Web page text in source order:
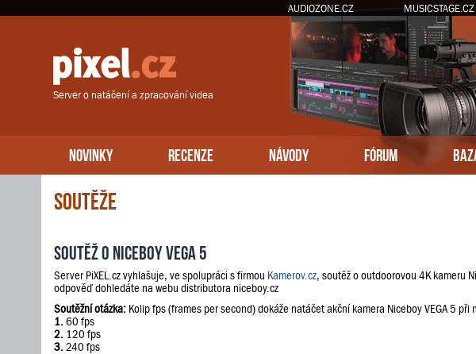
AUDIOZONE.CZ MUSICSTAGE.CZ
Server o natáčení a zpracování videa
NOVINKY RECENZE NÁVODY FÓRUM
Soutěže
Soutěž o Niceboy VEGA 5
Server PiXEL.cz vyhlašuje, ve spolupráci s firmou Kamerov.cz, soutěž o outdoorovou 4K kameru
odpověď dohledáte na webu distributora niceboy.cz
Soutěžní otázka: Kolip fps (frames per second) dokáže natáčet akční kamera Niceboy VEGA 5 při
1. 60 fps
2. 120 fps
3. 240 fps